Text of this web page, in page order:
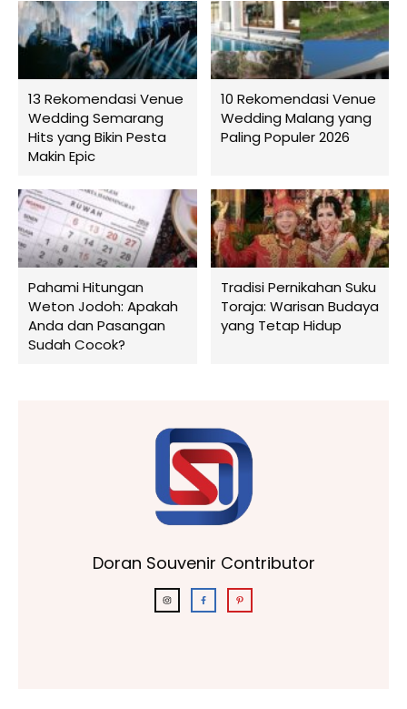
13 Rekomendasi Venue
Wedding Semarang
Hits yang Bikin Pesta
Makin Epic
10 Rekomendasi Venue
Wedding Malang yang
Paling Populer 2026
Pahami Hitungan
Weton Jodoh: Apakah
Anda dan Pasangan
Sudah Cocok?
Tradisi Pernikahan Suku
Toraja: Warisan Budaya
yang Tetap Hidup
Doran Souvenir Contributor